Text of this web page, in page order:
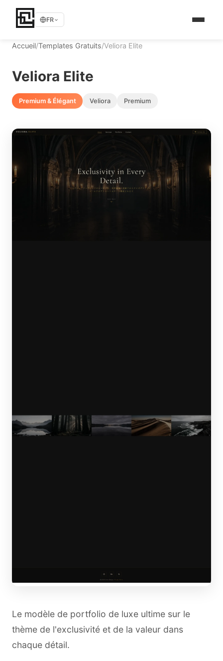
FR
Accueil/Templates Gratuits/Veliora Elite
Veliora Elite
Premium & Élégant Veliora Premium
Le modèle de portfolio de luxe ultime sur le
thème de l'exclusivité et de la valeur dans
chaque détail.